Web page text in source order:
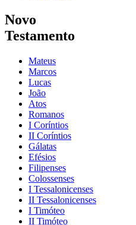
Novo
Testamento
Mateus
Marcos
Lucas
João
Atos
Romanos
I Coríntios
II Coríntios
Gálatas
Efésios
Filipenses
Colossenses
I Tessalonicenses
II Tessalonicenses
I Timóteo
II Timóteo